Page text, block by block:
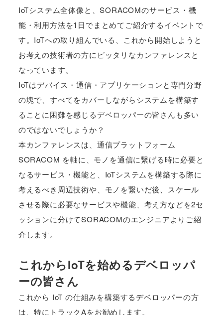
IoTシステム全体像と、SORACOMのサービス・機
能・利用方法を1日でまとめてご紹介するイベントで
す。IoTへの取り組んでいる、これから開始しようと
お考えの技術者の方にピッタリなカンファレンスと
なっています。
IoTはデバイス・通信・アプリケーションと専門分野
の塊で、すべてをカバーしながらシステムを構築す
ることに困難を感じるデベロッパーの皆さんも多い
のではないでしょうか？
本カンファレンスは、通信プラットフォーム
SORACOM を軸に、モノを通信に繋げる時に必要と
なるサービス・機能と、IoTシステムを構築する際に
考えるべき周辺技術や、モノを繋いだ後、スケール
させる際に必要なサービスや機能、考え方などを2セ
ッションに分けてSORACOMのエンジニアよりご紹
介します。
これからIoTを始めるデベロッパ
ーの皆さん
これから IoT の仕組みを構築するデベロッパーの方
は、特にトラックAをお勧めします。